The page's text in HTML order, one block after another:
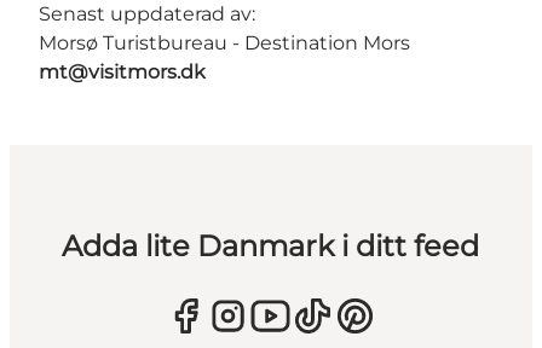
Senast uppdaterad av:
Morsø Turistbureau - Destination Mors
mt@visitmors.dk
Adda lite Danmark i ditt feed